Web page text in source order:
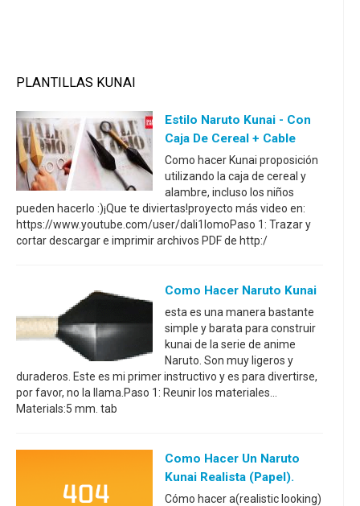
PLANTILLAS KUNAI
Estilo Naruto Kunai - Con
Caja De Cereal + Cable
Como hacer Kunai proposición
utilizando la caja de cereal y
alambre, incluso los niños
pueden hacerlo :)¡Que te diviertas!proyecto más video en:
https://www.youtube.com/user/dali1lomoPaso 1: Trazar y
cortar descargar e imprimir archivos PDF de http:/
Como Hacer Naruto Kunai
esta es una manera bastante
simple y barata para construir
kunai de la serie de anime
Naruto. Son muy ligeros y
duraderos. Este es mi primer instructivo y es para divertirse,
por favor, no la llama.Paso 1: Reunir los materiales...
Materials:5 mm. tab
Como Hacer Un Naruto
Kunai Realista (papel).
Cómo hacer a(realistic looking)